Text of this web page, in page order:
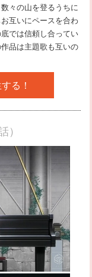
々の山を登るうちに
互いにペースを合わ
では信頼し合ってい
品は主題歌も互いの
る！
）